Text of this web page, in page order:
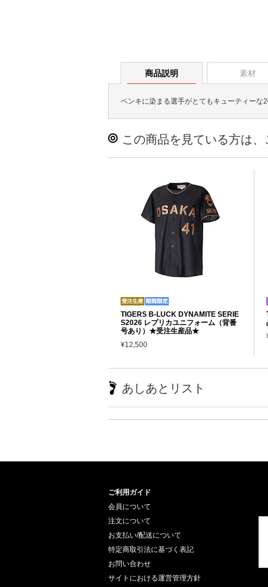
商品説明 素材
ペンキに染まる選手がとてもキューティーな
この商品を見ている方は、
TIGERS B-LUCK DYNAMITE SERIE
S2026 レプリカユニフォーム（背番
号あり）★受注生産品★
¥12,500
あしあとリスト
ご利用ガイド
会員について
注文について
お支払い/配送について
特定商取引法に基づく表記
お問い合わせ
サイトにおける運営管理方針